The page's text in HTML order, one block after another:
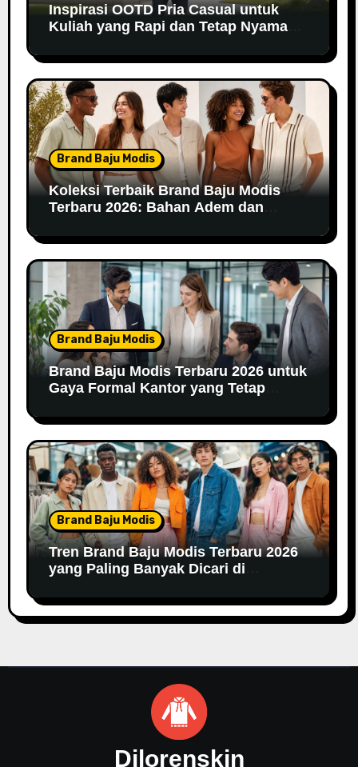
Inspirasi OOTD Pria Casual untuk
Kuliah yang Rapi dan Tetap Nyaman
Brand Baju Modis
Koleksi Terbaik Brand Baju Modis
Terbaru 2026: Bahan Adem dan
Brand Baju Modis
Brand Baju Modis Terbaru 2026 untuk
Gaya Formal Kantor yang Tetap
Brand Baju Modis
Tren Brand Baju Modis Terbaru 2026
yang Paling Banyak Dicari di
Dilorenskin